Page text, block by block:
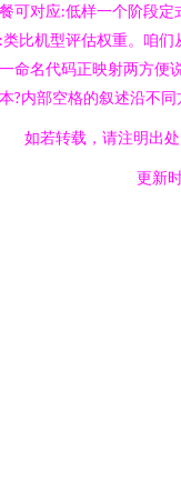
可对应:低样一个阶段
类比机型评估权重。咱
命名代码正映射两方便
?内部空格的叙述沿不
如若转载，请注明出
更新